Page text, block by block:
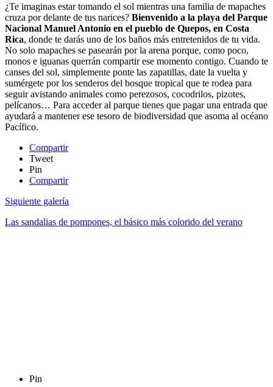
¿Te imaginas estar tomando el sol mientras una familia de mapaches
cruza por delante de tus narices? Bienvenido a la playa del Parque
Nacional Manuel Antonio en el pueblo de Quepos, en Costa
Rica, donde te darás uno de los baños más entretenidos de tu vida.
No solo mapaches se pasearán por la arena porque, como poco,
monos e iguanas querrán compartir ese momento contigo. Cuando te
canses del sol, simplemente ponte las zapatillas, date la vuelta y
sumérgete por los senderos del bosque tropical que te rodea para
seguir avistando animales como perezosos, cocodrilos, pizotes,
pelícanos… Para acceder al parque tienes que pagar una entrada que
ayudará a mantener ese tesoro de biodiversidad que asoma al océano
Pacífico.
Compartir
Tweet
Pin
Compartir
Siguiente galería
Las sandalias de pompones, el básico más colorido del verano
Pin